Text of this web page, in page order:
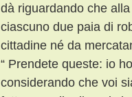
dà riguardando che
ciascuno due paia di
cittadine né da
“ Prendete queste: io
considerando che voi